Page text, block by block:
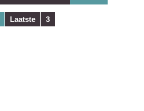
Laatste 3